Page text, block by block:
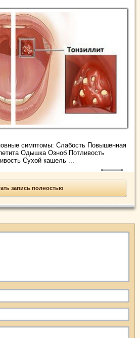
симптомы: Слабость Повышенная
Одышка Озноб Потливость
Сухой кашель ...
запись полностью